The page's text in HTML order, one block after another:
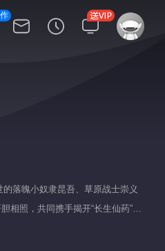
落魄小奴隶昆吾、草原战士崇义
相照，共同携手揭开“长生仙药”背